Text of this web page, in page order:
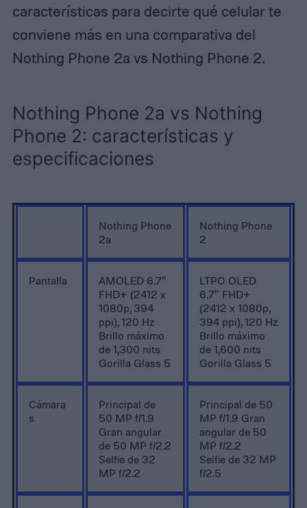
características para decirte qué celular te
conviene más en una comparativa del
Nothing Phone 2a vs Nothing Phone 2.
Nothing Phone 2a vs Nothing
Phone 2: características y
especificaciones
Nothing Phone
2a
Nothing Phone
2
Pantalla
AMOLED 6.7″
FHD+ (2412 x
1080p, 394
ppi), 120 Hz
Brillo máximo
de 1,300 nits
Gorilla Glass 5
LTPO OLED
6.7″ FHD+
(2412 x 1080p,
394 ppi), 120 Hz
Brillo máximo
de 1,600 nits
Gorilla Glass 5
Cámara
s
Principal de
50 MP f/1.9
Gran angular
de 50 MP f/2.2
Selfie de 32
MP f/2.2
Principal de 50
MP f/1.9 Gran
angular de 50
MP f/2.2
Selfie de 32 MP
f/2.5